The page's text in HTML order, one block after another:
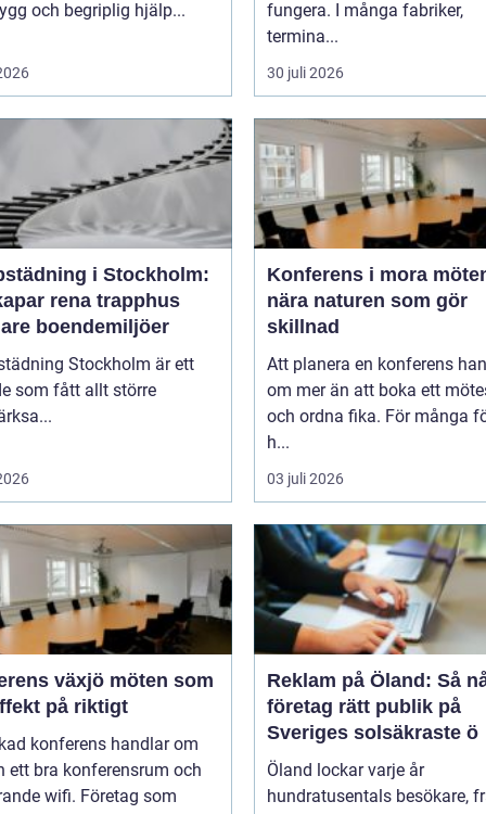
och begriplig hjälp...
fungera. I många fabriker,
termina...
30 juli 2026
i Stockholm:
rena trapphus
boendemiljöer
Stockholm är ett
som fått allt större
Konferens i mora möten
nära naturen som gör
skillnad
Att planera en konferens
om mer än att boka ett
och ordna fika. För många
h...
03 juli 2026
växjö möten som
på riktigt
konferens handlar om
ett bra konferensrum och
wifi. Företag som
Reklam på Öland: Så
företag rätt publik på
Sveriges solsäkraste ö
Öland lockar varje år
hundratusentals besökare,